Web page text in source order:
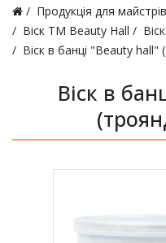
Продукція для майстрів
Віск ТМ Beauty Hall
Віск в банці "Beauty
Віск в